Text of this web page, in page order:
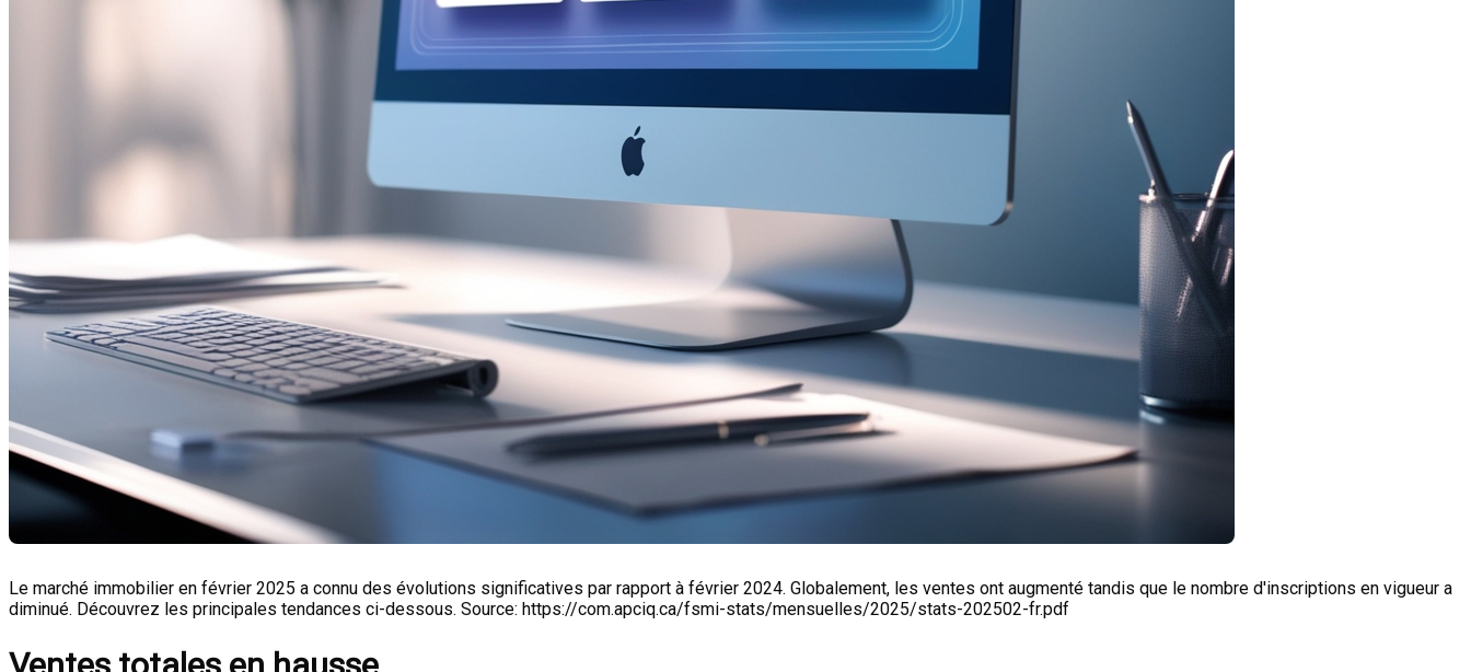
Le marché immobilier en février 2025 a connu des évolutions significatives par rapport à février 2024. Globalement, les ventes ont augmenté tandis que le nombre d'inscriptions en vigueur a
diminué. Découvrez les principales tendances ci-dessous. Source: https://com.apciq.ca/fsmi-stats/mensuelles/2025/stats-202502-fr.pdf